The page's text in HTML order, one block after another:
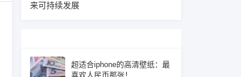
来可持续发展
超适合iphone的高清壁纸：最
喜欢人民币那张！